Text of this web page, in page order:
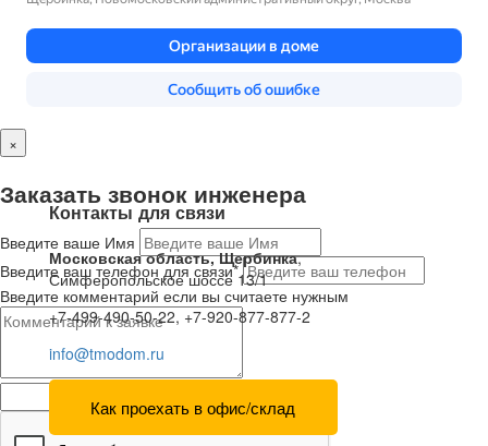
Контакты для связи
Московская область, Щербинка,
Симферопольское шоссе 13/1
+7-499-490-50-22, +7-920-877-877-2
info@tmodom.ru
Как проехать в офис/склад
×
Заказать звонок инженера
Введите ваше Имя
Введите ваш телефон для связи*
Введите комментарий если вы считаете нужным